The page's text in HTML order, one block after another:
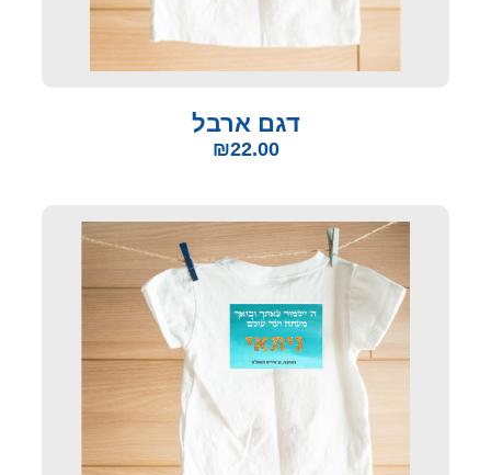
דגם ארבל
₪22.00